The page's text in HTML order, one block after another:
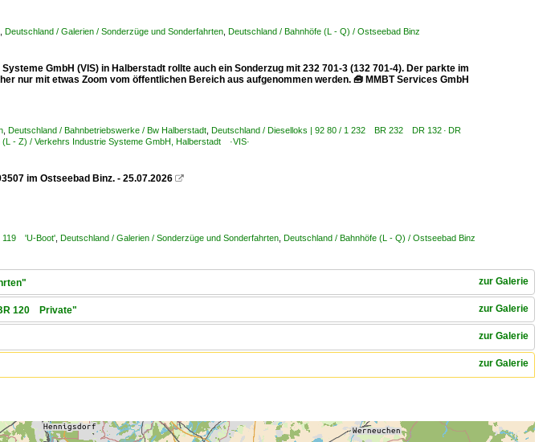
Deutschland / Galerien / Sonderzüge und Sonderfahrten Deutschland / Bahnhöfe (L - Q) / Ostseebad Binz
GmbH (VIS) in Halberstadt rollte auch ein Sonderzug mit 232 701-3 (132 701-4). Der parkte im
nur mit etwas Zoom vom öffentlichen Bereich aus aufgenommen werden. 🧰 MMBT Services GmbH
Deutschland / Bahnbetriebswerke / Bw Halberstadt Deutschland / Dieselloks | 92 80 / 1 232 BR 232 DR 132 · DR
- Z) / Verkehrs Industrie Systeme GmbH, Halberstadt ·VIS·
im Ostseebad Binz. - 25.07.2026 
119 'U-Boot' Deutschland / Galerien / Sonderzüge und Sonderfahrten Deutschland / Bahnhöfe (L - Q) / Ostseebad Binz
zur Galerie
zur Galerie
120 Private"
zur Galerie
zur Galerie